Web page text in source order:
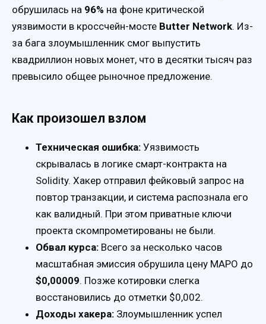
обрушилась на 96% на фоне критической
уязвимости в кроссчейн-мосте Butter Network. Из-
за бага злоумышленник смог выпустить
квадриллион новых монет, что в десятки тысяч раз
превысило общее рыночное предложение.
Как произошел взлом
Техническая ошибка: Уязвимость
скрывалась в логике смарт-контракта на
Solidity. Хакер отправил фейковый запрос на
повтор транзакции, и система распознала его
как валидный. При этом приватные ключи
проекта скомпрометированы не были.
Обвал курса: Всего за несколько часов
масштабная эмиссия обрушила цену MAPO до
$0,00009. Позже котировки слегка
восстановились до отметки $0,002.
Доходы хакера: Злоумышленник успел